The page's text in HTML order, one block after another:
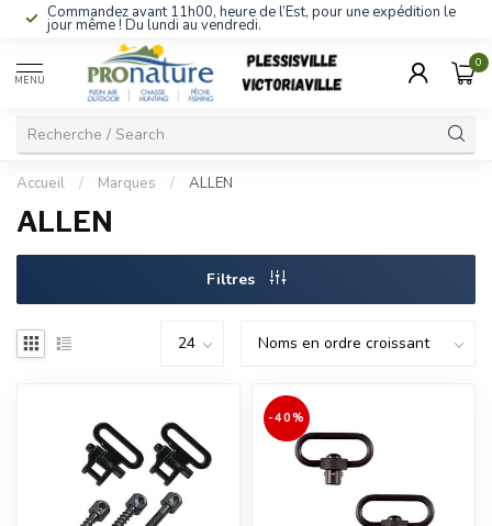
Commandez avant 11h00, heure de l’Est, pour une expédition le
jour même ! Du lundi au vendredi.
MENU
0
Accueil / Marques / ALLEN
ALLEN
Filtres
-40%